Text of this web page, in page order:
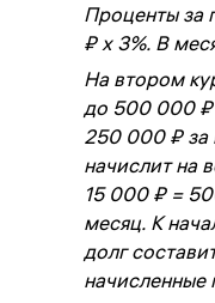
Проценты за
₽ х 3%. В
На втором
до 500 000 ₽
250 000 ₽ за
начислит на
15 000 ₽ =
месяц. К
долг
начисленные